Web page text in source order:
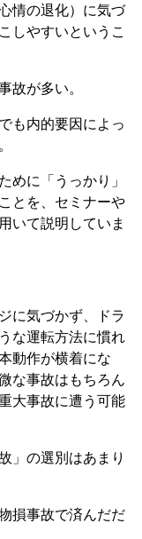
情の退化）に気づ
しやすいというこ
故が多い。
も内的要因によっ
めに「うっかり」
とを、セミナーや
いて説明していま
に気づかず、ドラ
な運転方法に慣れ
動作が横着にな
な事故はもちろん
大事故に遭う可能
」の選別はあまり
損事故で済んだだ